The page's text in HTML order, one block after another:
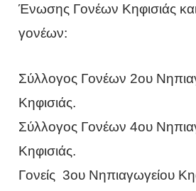
Ένωσης Γονέων Κηφισιάς
γονέων:
Σύλλογος Γονέων 2ου
Κηφισιάς.
Σύλλογος Γονέων 4ου
Κηφισιάς.
Γονείς 3ου Νηπιαγωγείου